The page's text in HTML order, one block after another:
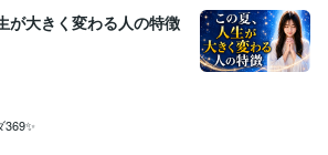
が大きく変わる人の特徴